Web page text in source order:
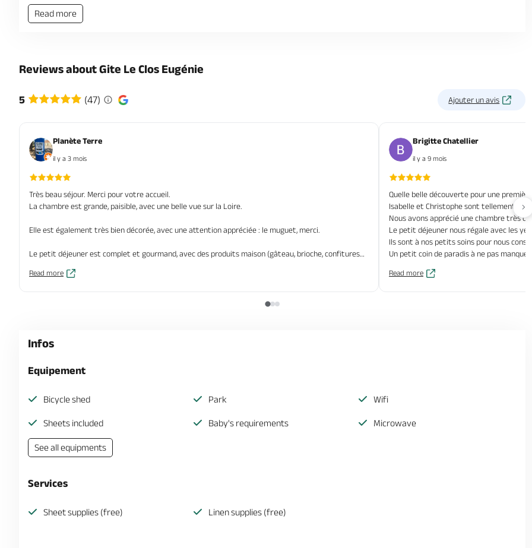
Read more
Reviews about Gite Le Clos Eugénie
5 (47) Ajouter un avis
Planète Terre
il y a 3 mois
Très beau séjour. Merci pour votre accueil.
La chambre est grande, paisible, avec une belle vue sur la Loire.
Elle est également très bien décorée, avec une attention appréciée : le muguet, merci.
Le petit déjeuner est complet et gourmand, avec des produits maison (gâteau, brioche, confitures…).
Je recommande vivement.
Read more
Brigitte Chatellier
il y a 9 mois
Quelle belle découverte pour une
Isabelle et Christophe sont tellement
Nous avons apprécié une chambre très
Le petit déjeuner nous régale avec les
Ils sont à nos petits soins pour nous
Un petit coin de paradis à ne pas manquer.
Read more
Infos
Equipement
Bicycle shed Park Wifi
Sheets included Baby's requirements Microwave
See all equipments
Services
Sheet supplies (free) Linen supplies (free)